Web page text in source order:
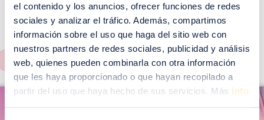
el contenido y los anuncios, ofrecer funciones de redes
sociales y analizar el tráfico. Además, compartimos
información sobre el uso que haga del sitio web con
nuestros partners de redes sociales, publicidad y análisis
web, quienes pueden combinarla con otra información
que les haya proporcionado o que hayan recopilado a
partir del uso que haya hecho de sus servicios. Más info
¡No te pierdas nuestros
EVENTOS!
Ver todos >
I